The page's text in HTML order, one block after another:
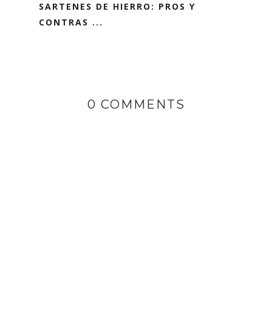
SARTENES DE HIERRO: PROS Y
CONTRAS ...
0 COMMENTS